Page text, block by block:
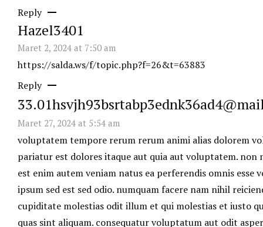
Reply
Hazel3401
Maret 2, 2024 at 7:50 am
https://salda.ws/f/topic.php?f=26&t=63883
Reply
Maret 27, 2024 at 5:54 am
voluptatem tempore rerum rerum animi alias dolorem
pariatur est dolores itaque aut quia aut voluptatem. non
est enim autem veniam natus ea perferendis omnis esse
ipsum sed est sed odio. numquam facere nam nihil
cupiditate molestias odit illum et qui molestias et iusto
quas sint aliquam. consequatur voluptatum aut odit